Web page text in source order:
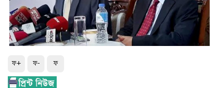
ফ+ ফ- ফ